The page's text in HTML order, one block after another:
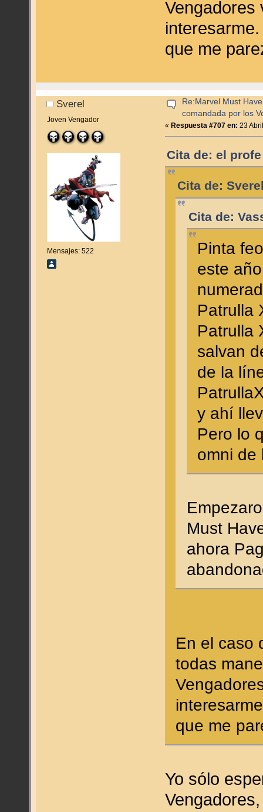
Vengadores
que me
Sverel
Joven Vengador
Mensajes: 522
Re:Marvel Must
comandada por los
«Respuesta #707 en: 23
Cita de: el
Cita de:
Cita de:
Pinta
este
Patrulla
Patrulla
salvan
de la
y ahí
Pero lo
omni
Must
ahora
En el caso
todas
que me
Yo sólo